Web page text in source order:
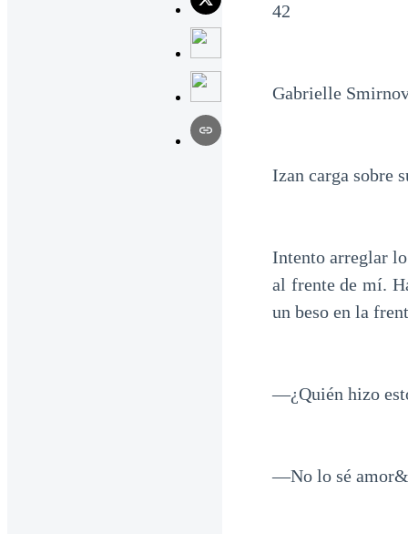
42
Gabrielle
Izan carga sobre
Intento arreglar
al frente de mí.
un beso en la
—¿Quién hizo
—No lo sé